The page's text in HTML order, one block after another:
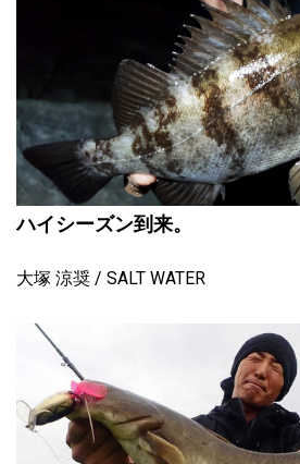
ハイシーズン到来。
大塚 涼奨 SALT WATER